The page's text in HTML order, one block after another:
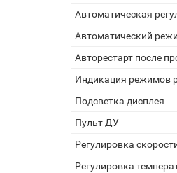
Автоматическая
Автоматический
Авторестарт после
Индикация режимов
Подсветка дисплея
Пульт ДУ
Регулировка
Регулировка